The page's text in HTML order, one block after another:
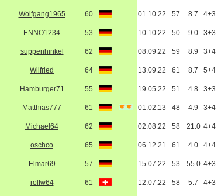
Wolfgang1965 60 01.10.22 57 8.7 4+3
ENNO1234 53 10.10.22 50 9.0 3+3
suppenhinkel 62 08.09.22 59 8.9 3+4
Wilfried 64 13.09.22 61 8.7 5+4
Hamburger71 55 19.05.22 51 4.8 3+3
Matthias777 61 01.02.13 48 4.9 3+4
Michael64 62 02.08.22 58 21.0 4+4
oschco 65 06.12.21 61 4.0 4+4
Elmar69 57 15.07.22 53 55.0 4+3
rolfw64 61 12.07.22 58 5.7 4+3